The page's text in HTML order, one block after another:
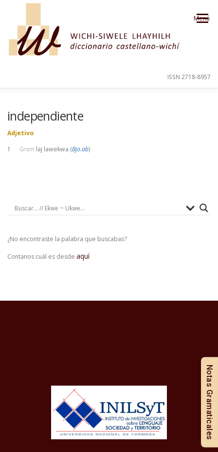
Saltar al contenido
Menú
ISSN 2718-8957
independiente
Adjetivo
1 Gram laj lawekwa (Bjo.ab)
¿No encontraste la palabra que buscabas?
Contanos cuál es desde aquí
Notas Gramaticales